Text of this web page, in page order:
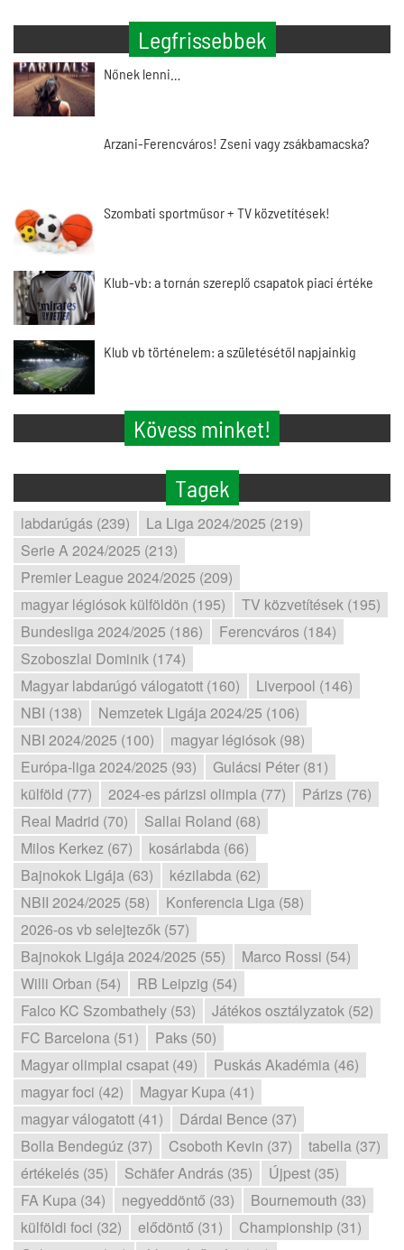
Legfrissebbek
Nőnek lenni…
Arzani-Ferencváros! Zseni vagy zsákbamacska?
Szombati sportműsor + TV közvetítések!
Klub-vb: a tornán szereplő csapatok piaci értéke
Klub vb történelem: a születésétől napjainkig
Kövess minket!
Tagek
labdarúgás (239)
La Liga 2024/2025 (219)
Serie A 2024/2025 (213)
Premier League 2024/2025 (209)
magyar légiósok külföldön (195)
TV közvetítések (195)
Bundesliga 2024/2025 (186)
Ferencváros (184)
Szoboszlai Dominik (174)
Magyar labdarúgó válogatott (160)
Liverpool (146)
NBI (138)
Nemzetek Ligája 2024/25 (106)
NBI 2024/2025 (100)
magyar légiósok (98)
Európa-liga 2024/2025 (93)
Gulácsi Péter (81)
külföld (77)
2024-es párizsi olimpia (77)
Párizs (76)
Real Madrid (70)
Sallai Roland (68)
Milos Kerkez (67)
kosárlabda (66)
Bajnokok Ligája (63)
kézilabda (62)
NBII 2024/2025 (58)
Konferencia Liga (58)
2026-os vb selejtezők (57)
Bajnokok Ligája 2024/2025 (55)
Marco Rossi (54)
Willi Orban (54)
RB Leipzig (54)
Falco KC Szombathely (53)
Játékos osztályzatok (52)
FC Barcelona (51)
Paks (50)
Magyar olimpiai csapat (49)
Puskás Akadémia (46)
magyar foci (42)
Magyar Kupa (41)
magyar válogatott (41)
Dárdai Bence (37)
Bolla Bendegúz (37)
Csoboth Kevin (37)
tabella (37)
értékelés (35)
Schäfer András (35)
Újpest (35)
FA Kupa (34)
negyeddöntő (33)
Bournemouth (33)
külföldi foci (32)
elődöntő (31)
Championship (31)